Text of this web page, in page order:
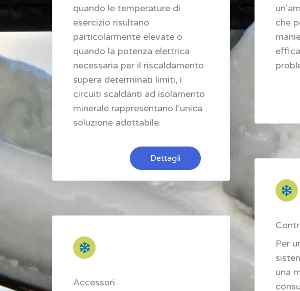
quando le temperature di
esercizio risultano
particolarmente elevate o
quando la potenza elettrica
necessaria per il riscaldamento
supera determinati limiti, i
circuiti scaldanti ad isolamento
minerale rappresentano l’unica
soluzione adottabile.
Dettagli
Accessori
che
Per
una